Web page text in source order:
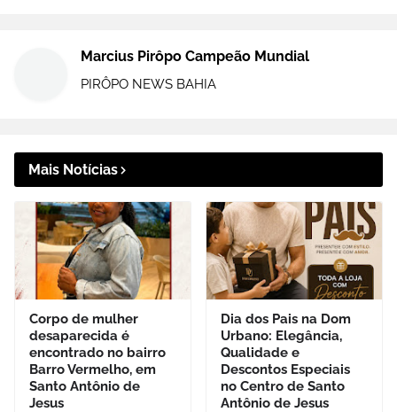
Marcius Pirôpo Campeão Mundial
PIRÔPO NEWS BAHIA
Mais Notícias
Corpo de mulher
desaparecida é
encontrado no bairro
Barro Vermelho, em
Santo Antônio de
Jesus
Dia dos Pais na Dom
Urbano: Elegância,
Qualidade e
Descontos Especiais
no Centro de Santo
Antônio de Jesus